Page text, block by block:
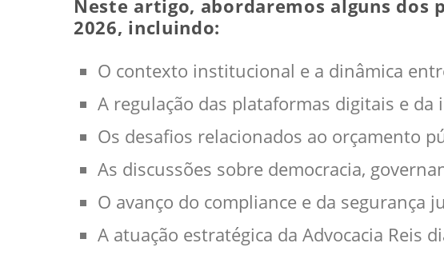
Neste artigo, abordaremos alguns
2026, incluindo:
O contexto institucional e a dinâmica
A regulação das plataformas digitais e
Os desafios relacionados ao orçamento
As discussões sobre democracia,
O avanço do compliance e da segurança
A atuação estratégica da Advocacia Reis